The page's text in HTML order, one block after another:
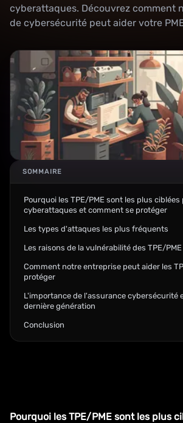
cyberattaques. Découvrez comment
de cybersécurité peut aider votre
SOMMAIRE
Pourquoi les TPE/PME sont les plus ciblées
cyberattaques et comment se protéger
Les types d'attaques les plus fréquents
Les raisons de la vulnérabilité des TPE/PME
Comment notre entreprise peut aider les
protéger
L'importance de l'assurance cybersécurité
dernière génération
Conclusion
Pourquoi les TPE/PME sont les plus